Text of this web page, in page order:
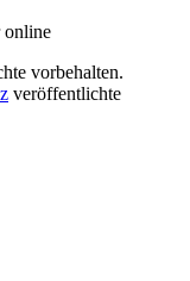
online
vorbehalten.
veröffentlichte